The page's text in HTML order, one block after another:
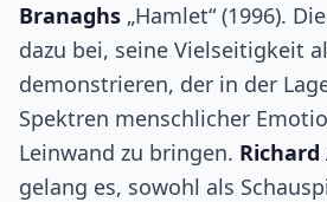
Branaghs „Hamlet“ (1996).
dazu bei, seine Vielseitigkeit
demonstrieren, der in der
Spektren menschlicher
Leinwand zu bringen.
gelang es, sowohl als